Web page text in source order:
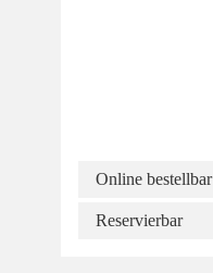
Online bestellbar
Reservierbar